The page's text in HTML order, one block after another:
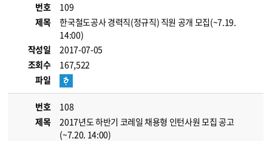
번호
109
제목
한국철도공사 경력직(정규직) 직원 공개 모집(~7.19.
14:00)
작성일
2017-07-05
조회수
167,522
파일
번호
108
제목
2017년도 하반기 코레일 채용형 인턴사원 모집 공고
(~7.20. 14:00)